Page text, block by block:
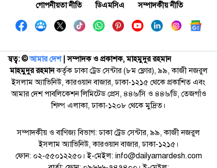
গোপনীয়তা নীতি
ডিএমসিএ সম্পাদকীয় নীতি
স্বত্ব: ©️আমার দেশ| সম্পাদক ও প্রকাশক, মাহমুদুর রহমান
মাহমুদুর রহমানকর্তৃক ঢাকা ট্রেড সেন্টার (৮ম ফ্লোর), ৯৯, কাজী নজরুল
ইসলাম অ্যাভিনিউ, কারওয়ান বাজার, ঢাকা-১২১৫ থেকে প্রকাশিত এবং
আমার দেশ পাবলিকেশন লিমিটেড প্রেস, ৪৪৬/সি ও ৪৪৬/ডি, তেজগাঁও
শিল্প এলাকা, ঢাকা-১২০৮ থেকে মুদ্রিত।
সম্পাদকীয় ও বাণিজ্য বিভাগ: ঢাকা ট্রেড সেন্টার, ৯৯, কাজী নজরুল
ইসলাম অ্যাভিনিউ, কারওয়ান বাজার, ঢাকা-১২১৫।
ফোন: ০২-৫৫০১২২৫০। ই-মেইল: info@dailyamardesh.com